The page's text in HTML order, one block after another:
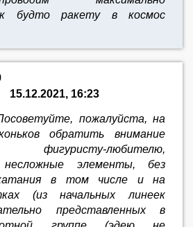
будто ракету в космос
15.12.2021, 16:23
пожалуйста, на
обратить внимание
любителю,
элементы, без
в том числе и на
(из начальных линеек
представленных в